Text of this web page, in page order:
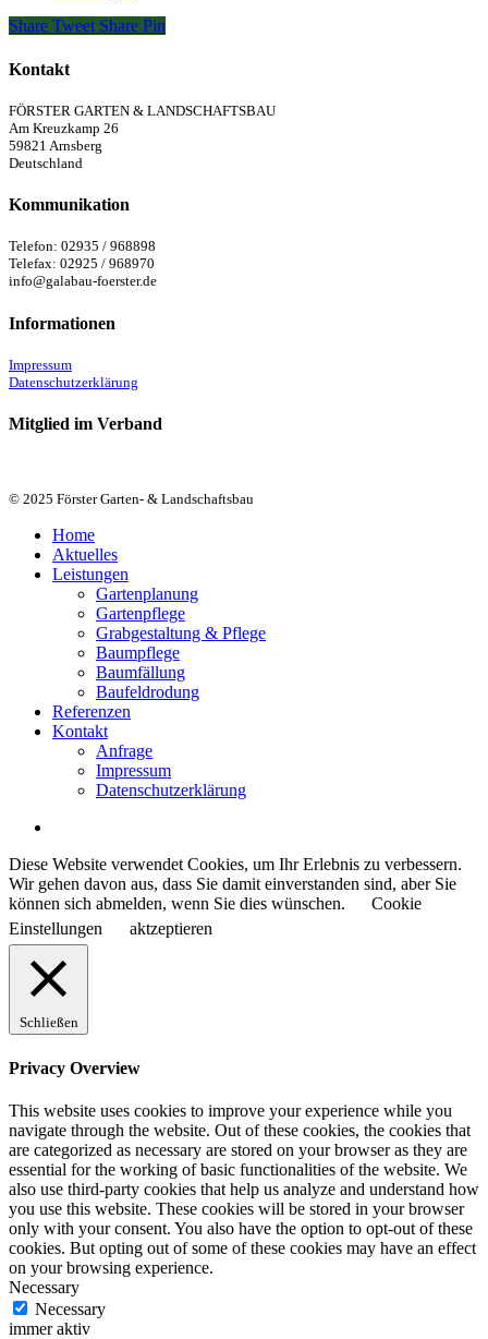
Share Tweet Share Pin
Kontakt
FÖRSTER GARTEN & LANDSCHAFTSBAU
Am Kreuzkamp 26
59821 Arnsberg
Deutschland
Kommunikation
Telefon: 02935 / 968898
Telefax: 02925 / 968970
info@galabau-foerster.de
Informationen
Impressum
Datenschutzerklärung
Mitglied im Verband
© 2025 Förster Garten- & Landschaftsbau
Close
Menu
Home
Aktuelles
Leistungen
Gartenplanung
Gartenpflege
Grabgestaltung & Pflege
Baumpflege
Baumfällung
Baufeldrodung
Referenzen
Kontakt
Anfrage
Impressum
Datenschutzerklärung
Diese Website verwendet Cookies, um Ihr Erlebnis zu verbessern.
Wir gehen davon aus, dass Sie damit einverstanden sind, aber Sie
können sich abmelden, wenn Sie dies wünschen.
Cookie
Einstellungen
aktzeptieren
Schließen
Privacy Overview
This website uses cookies to improve your experience while you
navigate through the website. Out of these cookies, the cookies that
are categorized as necessary are stored on your browser as they are
essential for the working of basic functionalities of the website. We
also use third-party cookies that help us analyze and understand how
you use this website. These cookies will be stored in your browser
only with your consent. You also have the option to opt-out of these
cookies. But opting out of some of these cookies may have an effect
on your browsing experience.
Necessary
Necessary
immer aktiv